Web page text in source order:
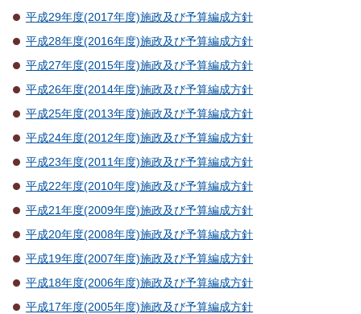
平成29年度(2017年度)施政及び予算編成方針
平成28年度(2016年度)施政及び予算編成方針
平成27年度(2015年度)施政及び予算編成方針
平成26年度(2014年度)施政及び予算編成方針
平成25年度(2013年度)施政及び予算編成方針
平成24年度(2012年度)施政及び予算編成方針
平成23年度(2011年度)施政及び予算編成方針
平成22年度(2010年度)施政及び予算編成方針
平成21年度(2009年度)施政及び予算編成方針
平成20年度(2008年度)施政及び予算編成方針
平成19年度(2007年度)施政及び予算編成方針
平成18年度(2006年度)施政及び予算編成方針
平成17年度(2005年度)施政及び予算編成方針